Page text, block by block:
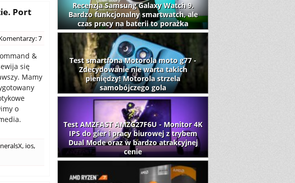
Port
7
&
się
Mamy
o
, ios,
Recenzja Samsung Galaxy Watch 9.
Bardzo funkcjonalny smartwatch, ale
czas pracy na baterii to porażka
Test smartfona Motorola moto g77 -
Zdecydowanie nie warta takich
pieniędzy! Motorola strzela
samobójczego gola
Test AMZFAST AMZG27F6U - Monitor 4K
IPS do gier i pracy biurowej z trybem
Dual Mode oraz w bardzo atrakcyjnej
cenie